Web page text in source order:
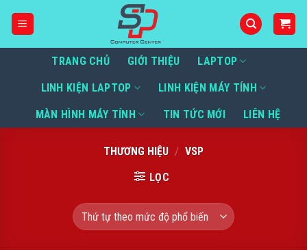
TRANG CHỦ GIỚI THIỆU LAPTOP
LINH KIỆN LAPTOP LINH KIỆN MÁY TÍNH
MÀN HÌNH MÁY TÍNH TIN TỨC MỚI LIÊN HỆ
THƯƠNG HIỆU / VSP
LỌC